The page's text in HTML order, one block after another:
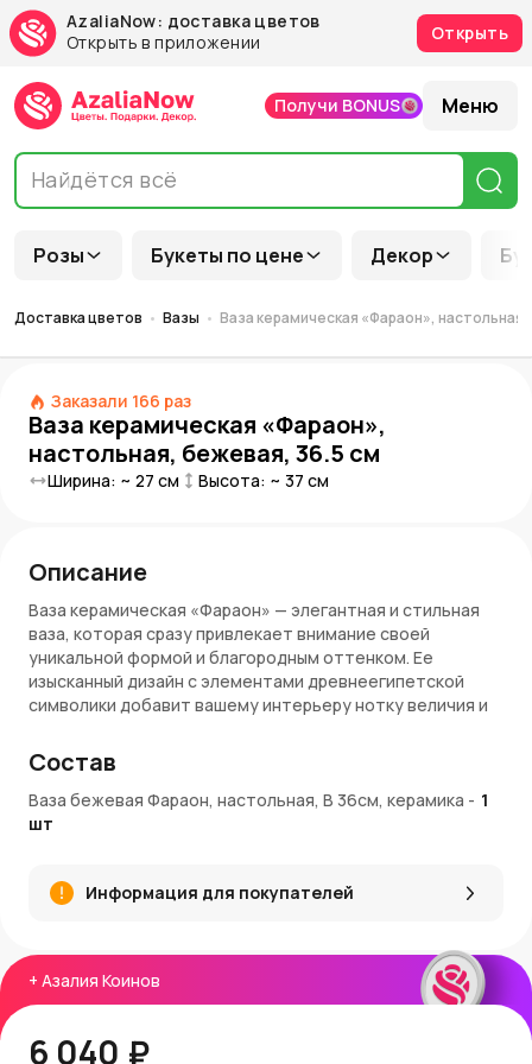
AzaliaNow: доставка цветов
Открыть в приложении
Открыть
Розы Букеты по цене Декор
Получи BONUS Меню
Доставка цветов Вазы Ваза керамическая «Фараон»,
Заказали 166 раз
Ваза керамическая «Фараон»,
настольная, бежевая, 36.5 см
Ширина: ~ 27 см Высота: ~ 37 см
+ Азалия Коинов
6 040 ₽
Описание
Ваза керамическая «Фараон» — элегантная и стильная
ваза, которая сразу привлекает внимание своей
уникальной формой и благородным оттенком. Ее
изысканный дизайн с элементами древнеегипетской
символики добавит вашему интерьеру нотку величия и
подходящей для самых разных стилей оформления.
Преимущества:
Бежевый цвет
— идеально сочетается с любым
интерьером
столах и полках
Качественная керамика
— прочная и долговечная
Вы можете купить вазу «Фараон» в
Состав
Ваза бежевая Фараон, настольная, В 36см, керамика - 1
шт
Информация для покупателей